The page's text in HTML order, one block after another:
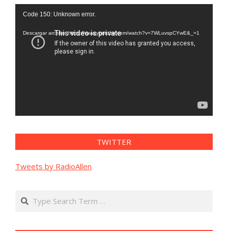
Reproductor
vídeo
Code 150: Unknown error.
Descargar archivo: https://www.youtube.com/watch?v=7WLuvspCYwE&_=1
TWITTER
Tweets by RadioAllen
Search